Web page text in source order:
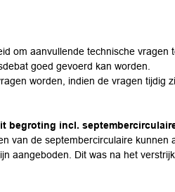
om aanvullende technische
goed gevoerd kan worden.
worden, indien de vragen tijdig
begroting incl.
van de septembercirculaire kunnen
aangeboden. Dit was na het